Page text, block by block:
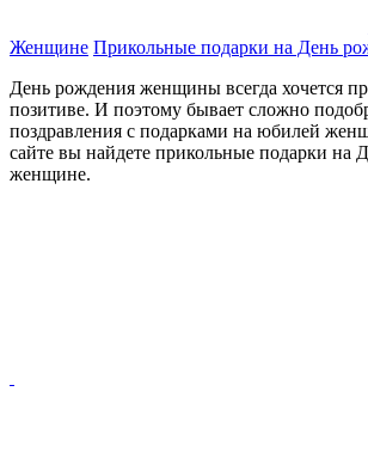
Женщине Прикольные подарки на День
День рождения женщины всегда хочется
позитиве. И поэтому бывает сложно
поздравления с подарками на юбилей
сайте вы найдете прикольные подарки на
женщине.